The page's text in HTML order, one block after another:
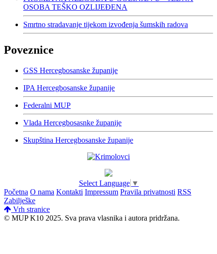
OSOBA TEŠKO OZLIJEĐENA
Smrtno stradavanje tijekom izvođenja šumskih radova
Poveznice
GSS Hercegbosanske županije
IPA Hercegbosanske županije
Federalni MUP
Vlada Hercegbosasnke županije
Skupština Hercegbosanske županije
Select Language ▼
Početna O nama Kontakti Impressum Pravila privatnosti RSS
Zabilješke
Vrh stranice
© MUP K10 2025. Sva prava vlasnika i autora pridržana.